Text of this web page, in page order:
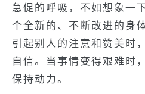
急促的呼吸，不如想象一
个全新的、不断改进的身
引起别人的注意和赞美时
自信。当事情变得艰难时
保持动力。